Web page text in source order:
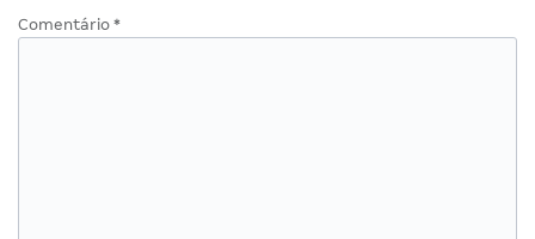
Comentário *